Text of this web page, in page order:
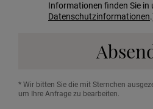
Informationen finden Sie in
Datenschutzinformationen
* Wir bitten Sie die mit Sternchen
um Ihre Anfrage zu bearbeiten.